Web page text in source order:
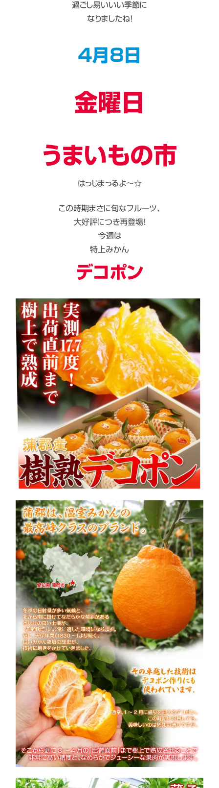
過ごし易いいい季節に
なりましたね！
４月８日
金曜日
うまいもの市
はっじまっるよ～☆
この時期まさに旬なフルーツ、
大好評につき再登場！
今週は
特上みかん
デコポン